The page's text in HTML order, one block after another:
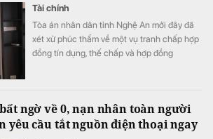
Tài chính
Tòa án nhân dân tỉnh Nghệ An mới đây đã
xét xử phúc thẩm về một vụ tranh chấp hợp
đồng tín dụng, thế chấp và hợp đồng
ngờ về 0, nạn nhân toàn người
yêu cầu tắt nguồn điện thoại ngay